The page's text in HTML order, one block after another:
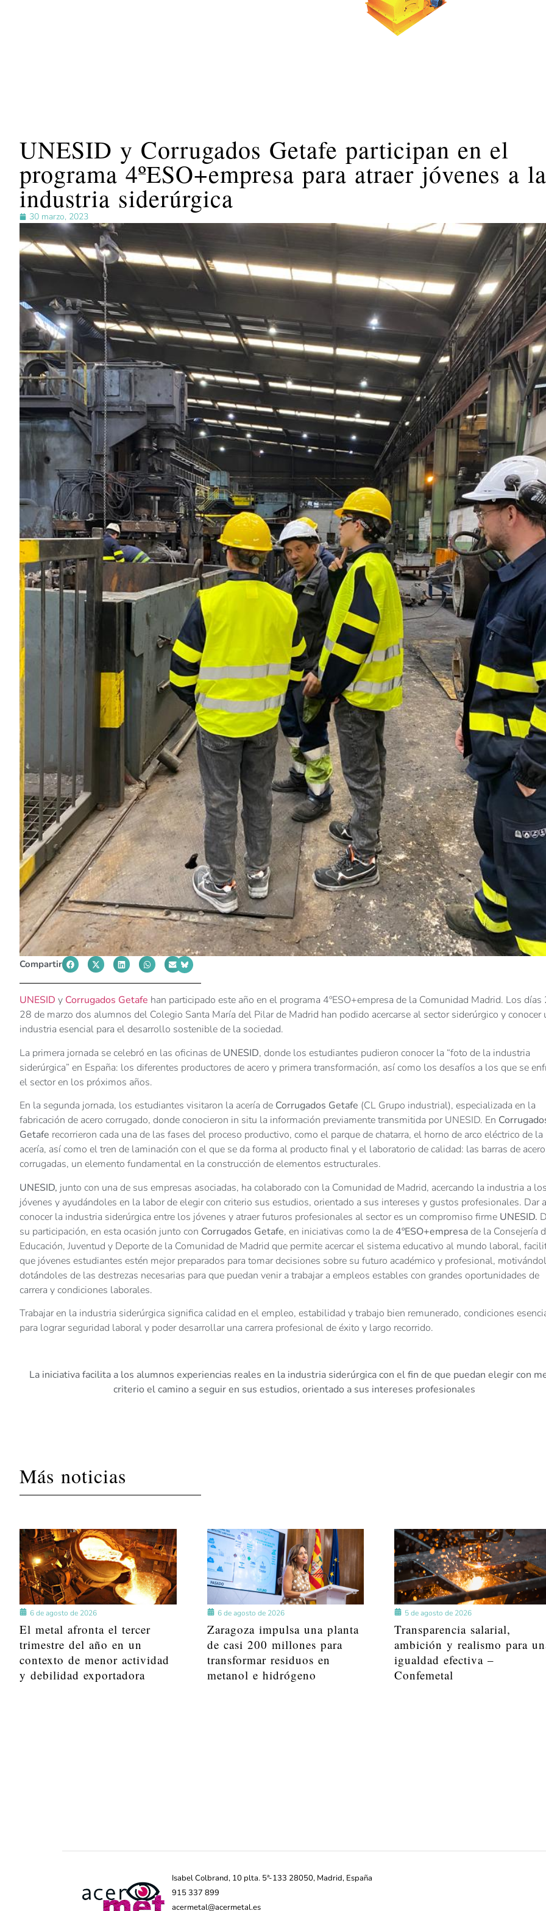
UNESID y Corrugados Getafe participan en el
programa 4ºESO+empresa para atraer jóvenes a la
industria siderúrgica
30 marzo, 2023
Compartir
UNESID y Corrugados Getafe han participado este año en el programa 4ºESO+empresa de la Comunidad Madrid. Los días
28 de marzo dos alumnos del Colegio Santa María del Pilar de Madrid han podido acercarse al sector siderúrgico y conocer
industria esencial para el desarrollo sostenible de la sociedad.
La primera jornada se celebró en las oficinas de UNESID, donde los estudiantes pudieron conocer la “foto de la industria
siderúrgica” en España: los diferentes productores de acero y primera transformación, así como los desafíos a los que se
el sector en los próximos años.
En la segunda jornada, los estudiantes visitaron la acería de Corrugados Getafe (CL Grupo industrial), especializada en la
fabricación de acero corrugado, donde conocieron in situ la información previamente transmitida por UNESID. En
Getafe recorrieron cada una de las fases del proceso productivo, como el parque de chatarra, el horno de arco eléctrico de la
acería, así como el tren de laminación con el que se da forma al producto final y el laboratorio de calidad: las barras de acero
corrugadas, un elemento fundamental en la construcción de elementos estructurales.
UNESID, junto con una de sus empresas asociadas, ha colaborado con la Comunidad de Madrid, acercando la industria a
jóvenes y ayudándoles en la labor de elegir con criterio sus estudios, orientado a sus intereses y gustos profesionales. Dar a
conocer la industria siderúrgica entre los jóvenes y atraer futuros profesionales al sector es un compromiso firme UNESID.
su participación, en esta ocasión junto con Corrugados Getafe, en iniciativas como la de 4ºESO+empresade la Consejería
Educación, Juventud y Deporte de la Comunidad de Madrid que permite acercar el sistema educativo al mundo laboral,
que jóvenes estudiantes estén mejor preparados para tomar decisiones sobre su futuro académico y profesional,
dotándoles de las destrezas necesarias para que puedan venir a trabajar a empleos estables con grandes oportunidades de
carrera y condiciones laborales.
Trabajar en la industria siderúrgica significa calidad en el empleo, estabilidad y trabajo bien remunerado, condiciones
para lograr seguridad laboral y poder desarrollar una carrera profesional de éxito y largo recorrido.
La iniciativa facilita a los alumnos experiencias reales en la industria siderúrgica con el fin de que puedan elegir con
criterio el camino a seguir en sus estudios, orientado a sus intereses profesionales
Más noticias
6 de agosto de 2026
El metal afronta el tercer
trimestre del año en un
contexto de menor actividad
y debilidad exportadora
6 de agosto de 2026
Zaragoza impulsa una planta
de casi 200 millones para
transformar residuos en
metanol e hidrógeno
5 de agosto de 2026
Transparencia salarial,
ambición y realismo para
igualdad efectiva –
Confemetal
Isabel Colbrand, 10 plta. 5ª-133 28050, Madrid, España
915 337 899
acermetal@acermetal.es